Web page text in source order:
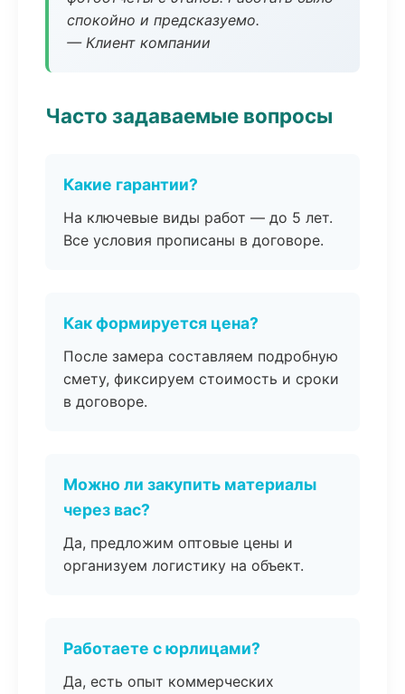
спокойно и предсказуемо.
— Клиент компании
Часто задаваемые вопросы
Какие гарантии?
На ключевые виды работ — до 5 лет.
Все условия прописаны в договоре.
Как формируется цена?
После замера составляем подробную
смету, фиксируем стоимость и сроки
в договоре.
Можно ли закупить материалы
через вас?
Да, предложим оптовые цены и
организуем логистику на объект.
Работаете с юрлицами?
Да, есть опыт коммерческих